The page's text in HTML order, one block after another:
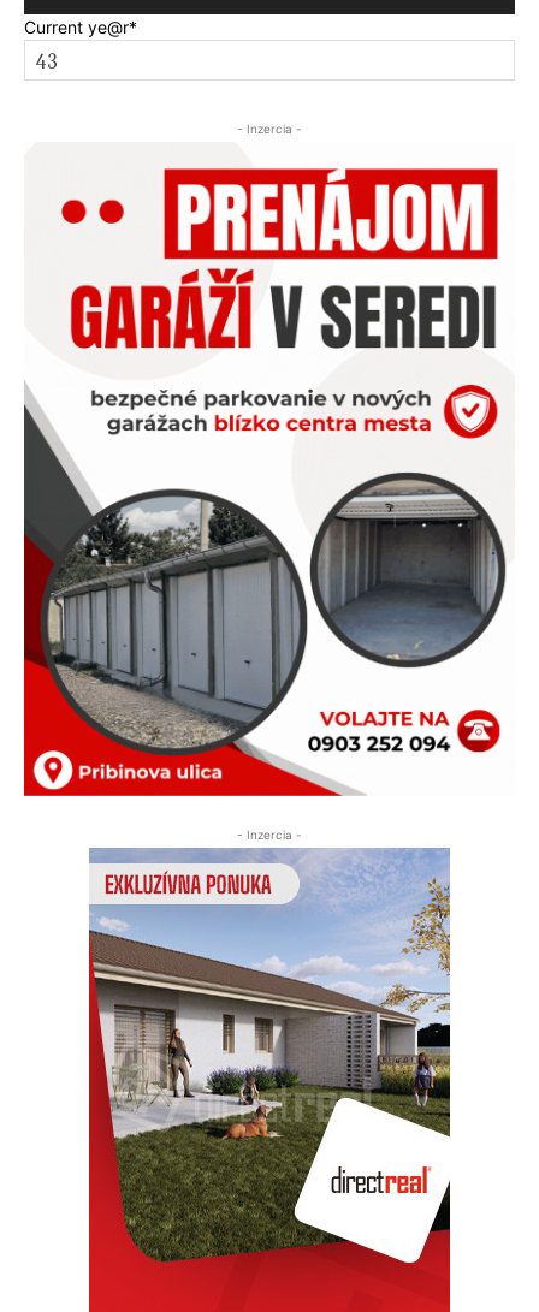
Current ye@r*
- Inzercia -
- Inzercia -